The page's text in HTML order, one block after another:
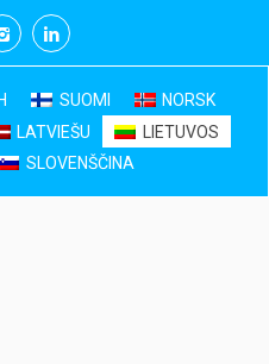
SUOMI
NORSK
LATVIEŠU
LIETUVOS
SLOVENŠČINA